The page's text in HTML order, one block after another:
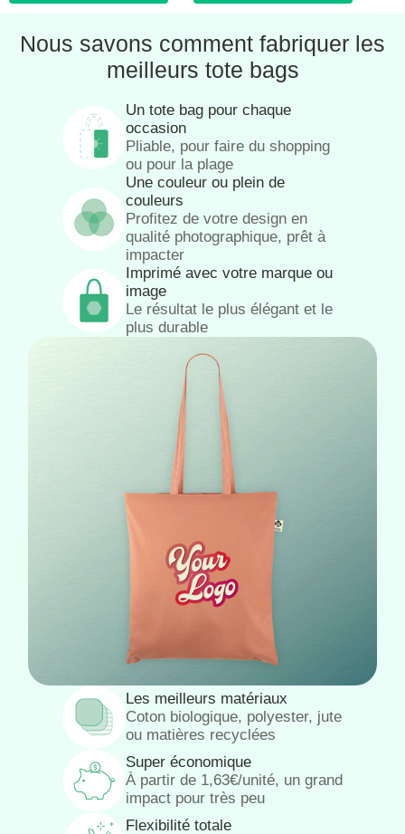
Nous savons comment fabriquer les
meilleurs tote bags
Un tote bag pour chaque
occasion
Pliable, pour faire du shopping
ou pour la plage
Une couleur ou plein de
couleurs
Profitez de votre design en
qualité photographique, prêt à
impacter
Imprimé avec votre marque ou
image
Le résultat le plus élégant et le
plus durable
Les meilleurs matériaux
Coton biologique, polyester, jute
ou matières recyclées
Super économique
À partir de 1,63€/unité, un grand
impact pour très peu
Flexibilité totale